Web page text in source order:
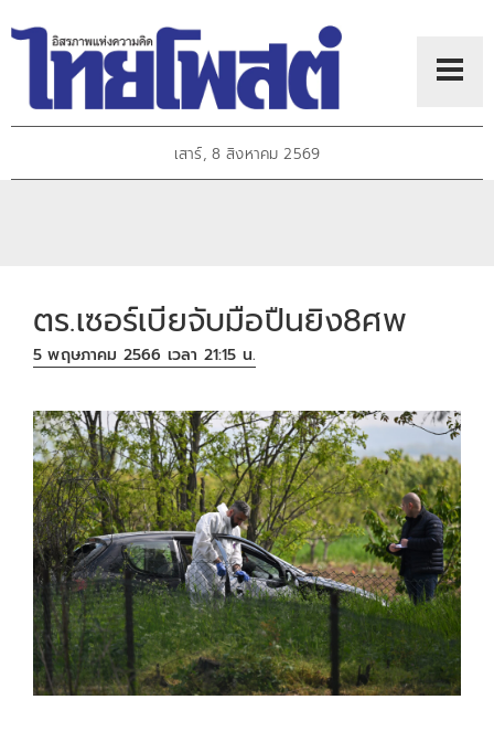
เสาร์, 8 สิงหาคม 2569
ตร.เซอร์เบียจับมือปืนยิง8ศพ
5 พฤษภาคม 2566 เวลา 21:15 น.